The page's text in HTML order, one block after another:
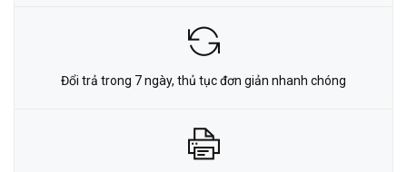
Đổi trả trong 7 ngày, thủ tục đơn giản nhanh chóng